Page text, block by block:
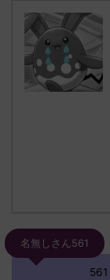
名無しさん561
561